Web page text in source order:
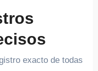
exacto de todas